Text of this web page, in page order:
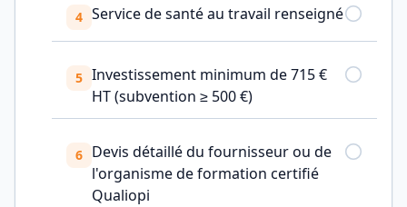
4 Service de santé au travail renseigné
5 Investissement minimum de 715 €
HT (subvention ≥ 500 €)
6 Devis détaillé du fournisseur ou de
l'organisme de formation certifié
Qualiopi